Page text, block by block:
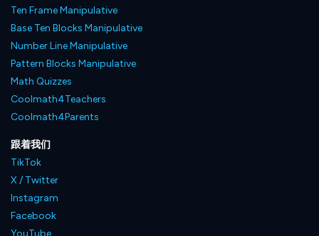
Ten Frame Manipulative
Base Ten Blocks Manipulative
Number Line Manipulative
Pattern Blocks Manipulative
Math Quizzes
Coolmath4Teachers
Coolmath4Parents
跟着我们
TikTok
X / Twitter
Instagram
Facebook